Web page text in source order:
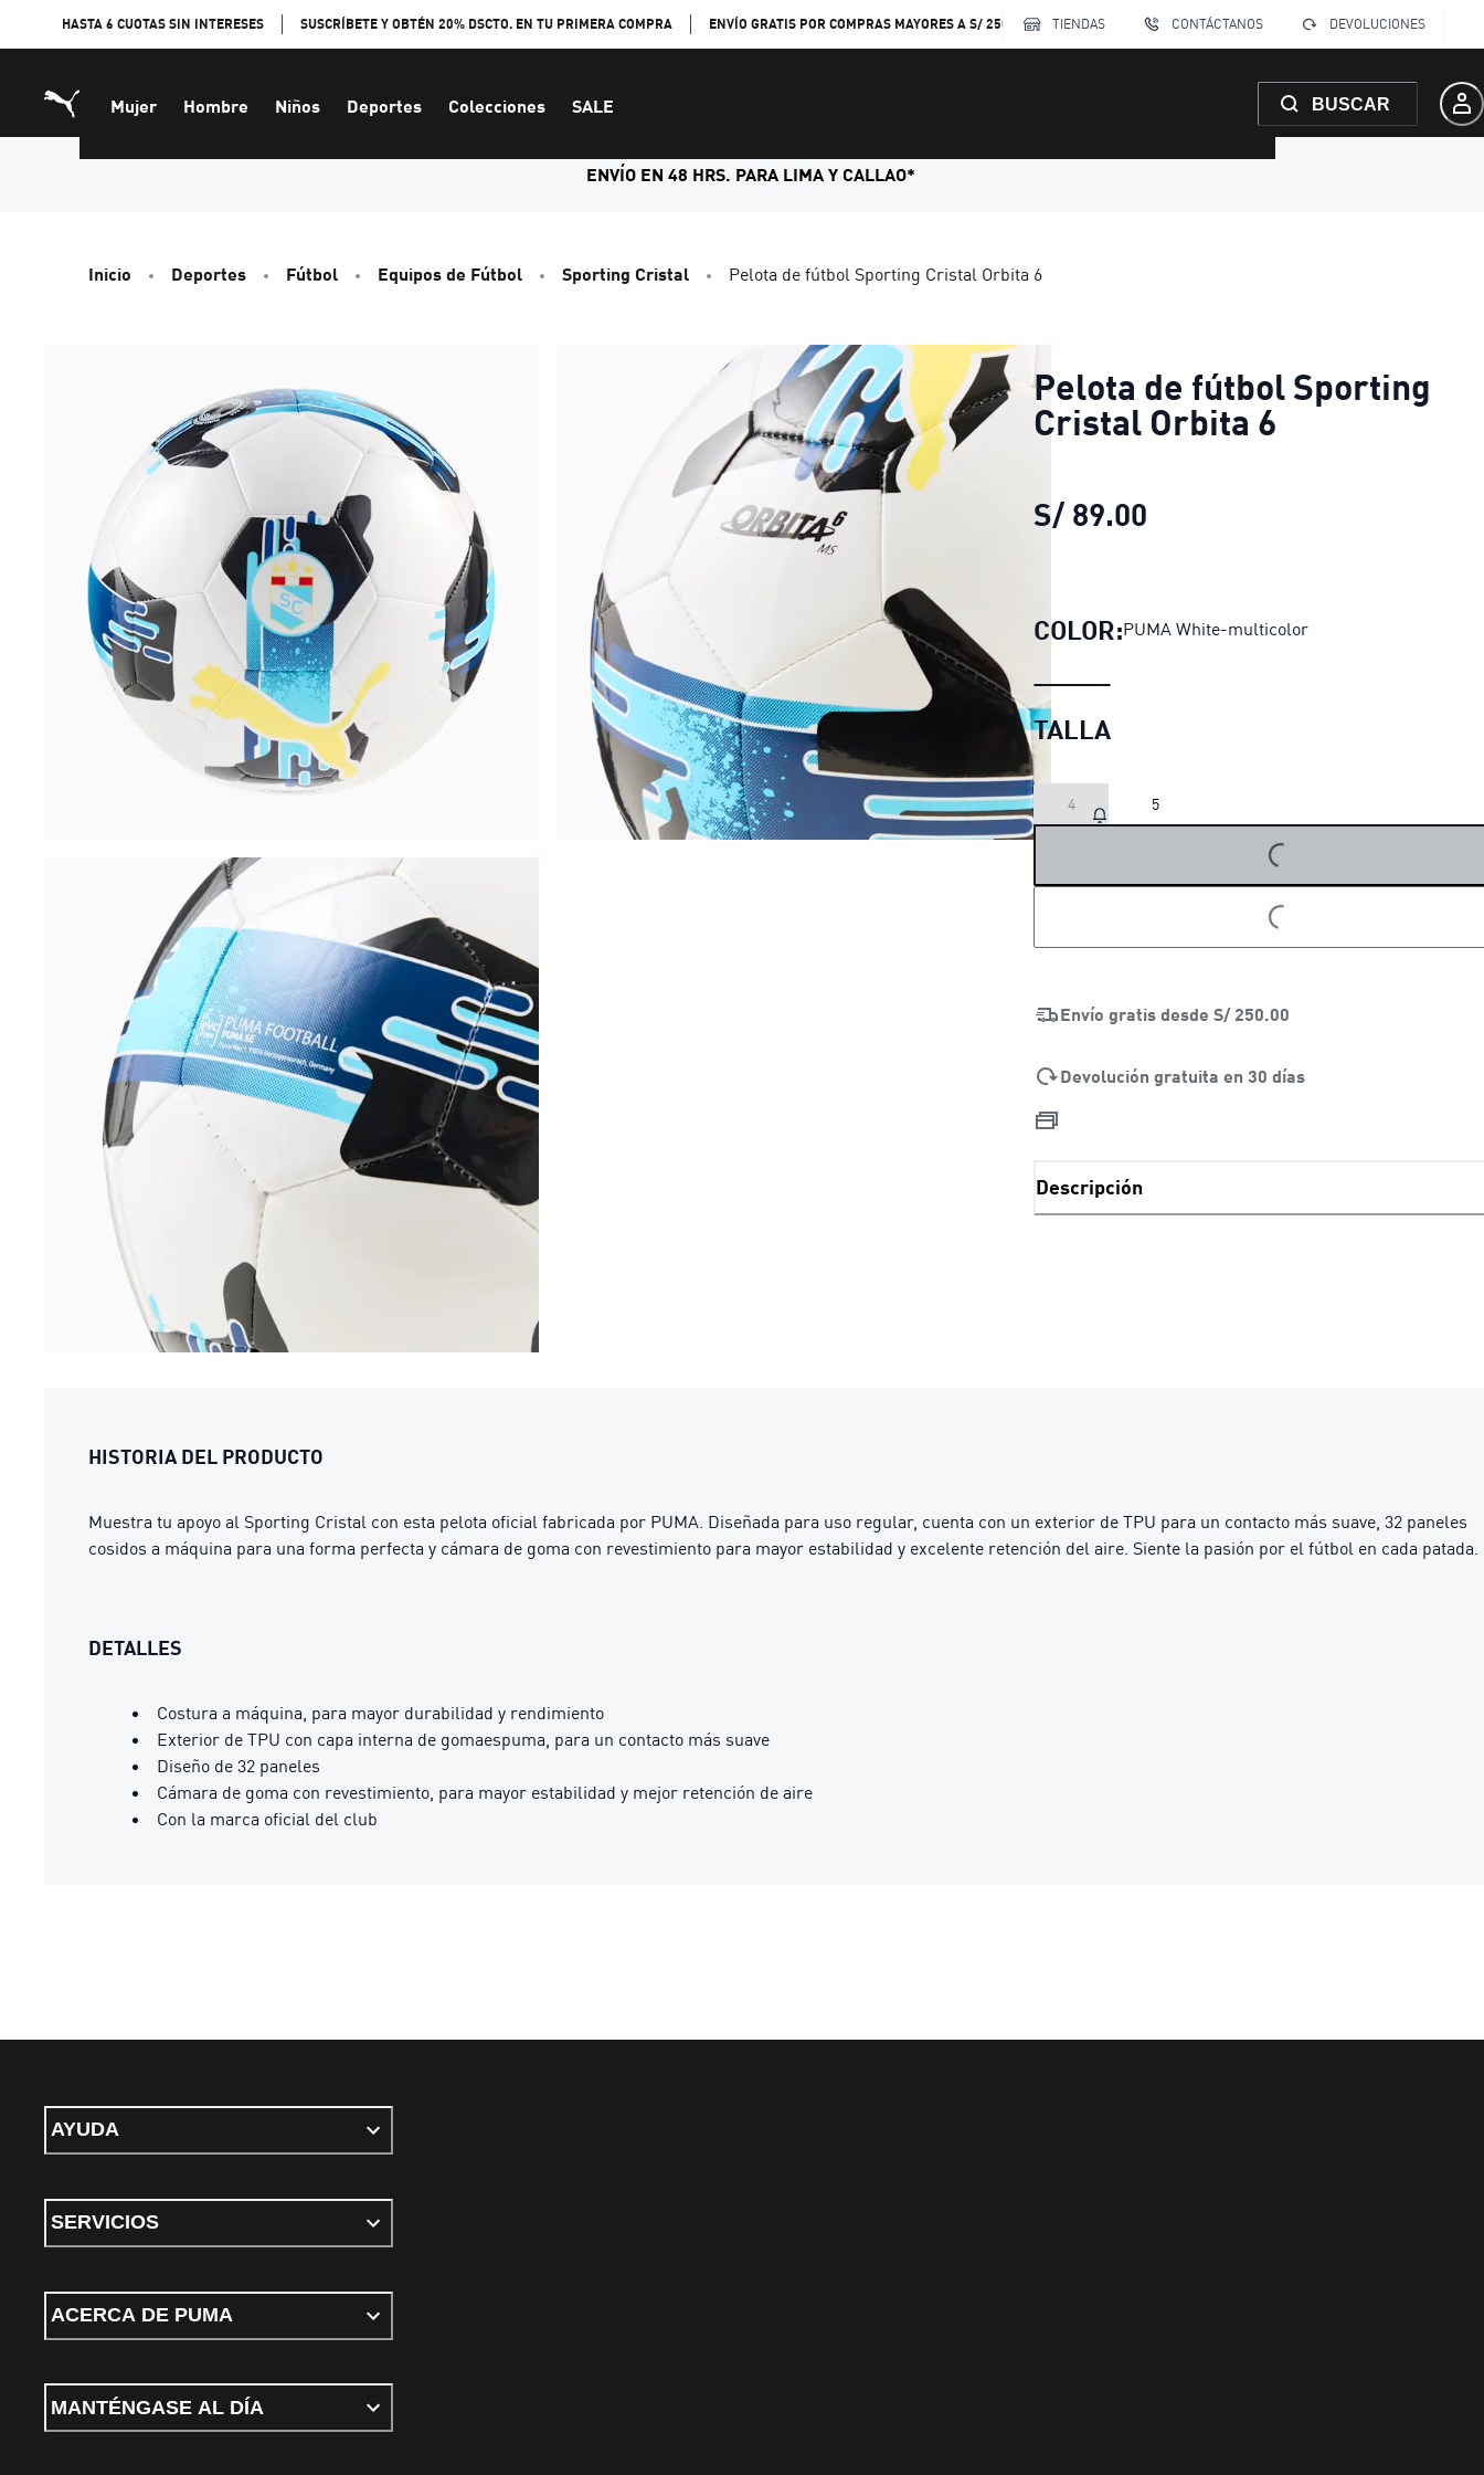
HASTA 6 CUOTAS SIN INTERESES SUSCRÍBETE Y OBTÉN 20% DSCTO. EN TU PRIMERA COMPRA ENVÍO GRATIS POR COMPRAS MAYORES A S/ 250 TIENDAS CONTÁCTANOS DEVOLUCIONES
Mujer Hombre Niños Deportes Colecciones SALE BUSCAR
ENVÍO EN 48 HRS. PARA LIMA Y CALLAO*
Inicio Deportes Fútbol Equipos de Fútbol Sporting Cristal Pelota de fútbol Sporting Cristal Orbita 6
Pelota de fútbol Sporting
Cristal Orbita 6
S/ 89.00
COLOR:PUMA White-multicolor
TALLA
4 5
LOADING...
LOADING...
Envío gratis desde S/ 250.00
Devolución gratuita en 30 días
Descripción
HISTORIA DEL PRODUCTO
Muestra tu apoyo al Sporting Cristal con esta pelota oficial fabricada por PUMA. Diseñada para uso regular, cuenta con un exterior de TPU para un contacto más suave, 32 paneles
cosidos a máquina para una forma perfecta y cámara de goma con revestimiento para mayor estabilidad y excelente retención del aire. Siente la pasión por el fútbol en cada patada.
DETALLES
Costura a máquina, para mayor durabilidad y rendimiento
Exterior de TPU con capa interna de gomaespuma, para un contacto más suave
Diseño de 32 paneles
Cámara de goma con revestimiento, para mayor estabilidad y mejor retención de aire
Con la marca oficial del club
AYUDA
SERVICIOS
ACERCA DE PUMA
MANTÉNGASE AL DÍA